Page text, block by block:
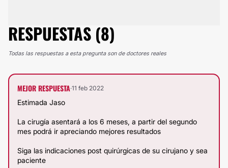
RESPUESTAS (8)
Todas las respuestas a esta pregunta son de doctores reales
MEJOR RESPUESTA·11 feb 2022
Estimada Jaso
La cirugía asentará a los 6 meses, a partir del segundo
mes podrá ir apreciando mejores resultados
Siga las indicaciones post quirúrgicas de su cirujano y sea
paciente